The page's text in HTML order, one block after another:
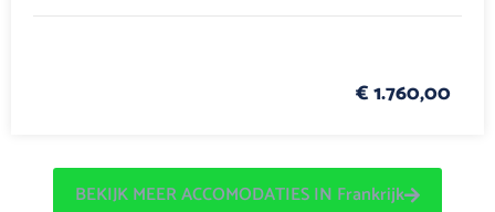
€ 1.760,00
BEKIJK MEER ACCOMODATIES IN Frankrijk